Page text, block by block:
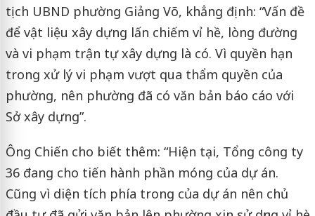
tịch UBND phường Giảng Võ, khẳng định: “Vấn đề
để vật liệu xây dựng lấn chiếm vỉ hề, lòng đường
và vi phạm trận tự xây dựng là có. Vì quyền hạn
trong xử lý vi phạm vượt qua thẩm quyền của
phường, nên phường đã có văn bản báo cáo với
Sở xây dựng”.
Ông Chiến cho biết thêm: “Hiện tại, Tổng công ty
36 đang cho tiến hành phần móng của dự án.
Cũng vì diện tích phía trong của dự án nên chủ